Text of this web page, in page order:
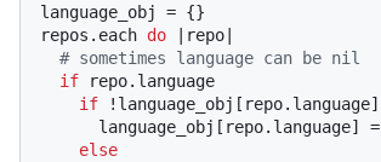
language_obj = {}
repos.each do repo
# sometimes language can be nil
if repo.language
if !language_obj[repo.language]
      language_obj[repo.language] =
else